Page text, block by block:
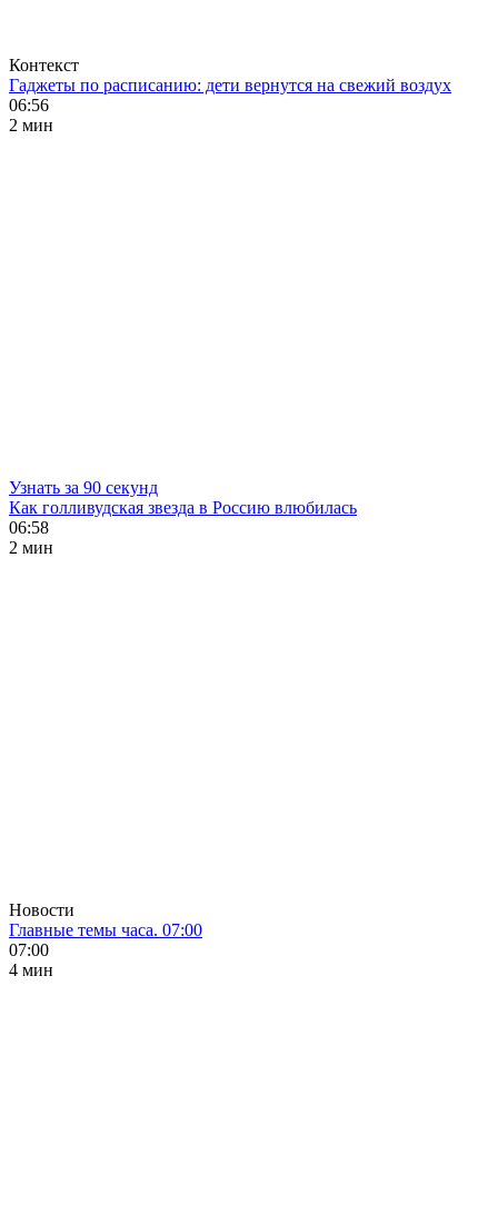
Контекст
Гаджеты по расписанию: дети вернутся на свежий воздух
06:56
2 мин
Узнать за 90 секунд
Как голливудская звезда в Россию влюбилась
06:58
2 мин
Новости
Главные темы часа. 07:00
07:00
4 мин